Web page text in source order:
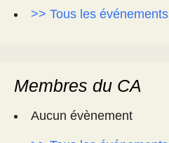
>> Tous les événements
Membres du CA
Aucun évènement